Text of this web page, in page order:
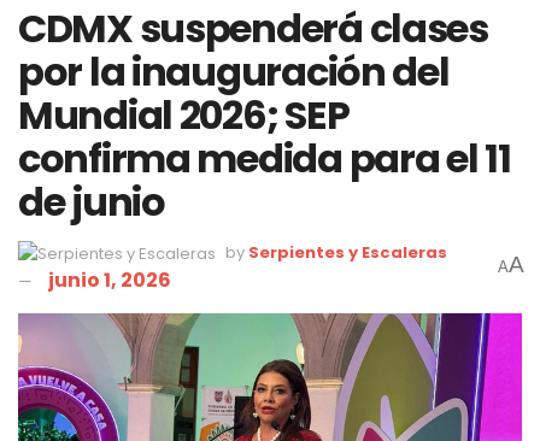
CDMX suspenderá clases
por la inauguración del
Mundial 2026; SEP
confirma medida para el 11
de junio
by Serpientes y Escaleras
junio 1, 2026 AA